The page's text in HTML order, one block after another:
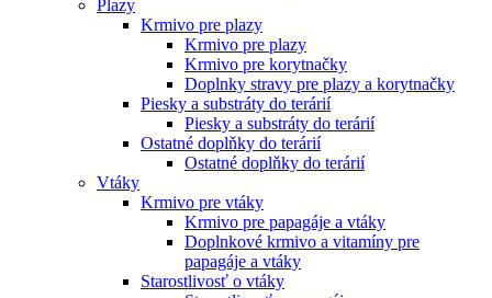
Plazy
Krmivo pre plazy
Krmivo pre plazy
Krmivo pre korytnačky
Doplnky stravy pre plazy a korytnačky
Piesky a substráty do terárií
Piesky a substráty do terárií
Ostatné doplňky do terárií
Ostatné doplňky do terárií
Vtáky
Krmivo pre vtáky
Krmivo pre papagáje a vtáky
Doplnkové krmivo a vitamíny pre
papagáje a vtáky
Starostlivosť o vtáky